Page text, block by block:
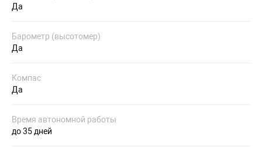
Да
Барометр (высотомер)
Да
Компас
Да
Время автономной работы
до 35 дней